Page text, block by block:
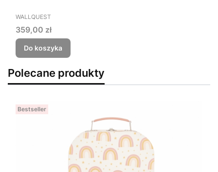
PRODUCENT
WALLQUEST
Cena
359,00 zł
Do koszyka
Polecane produkty
Bestseller